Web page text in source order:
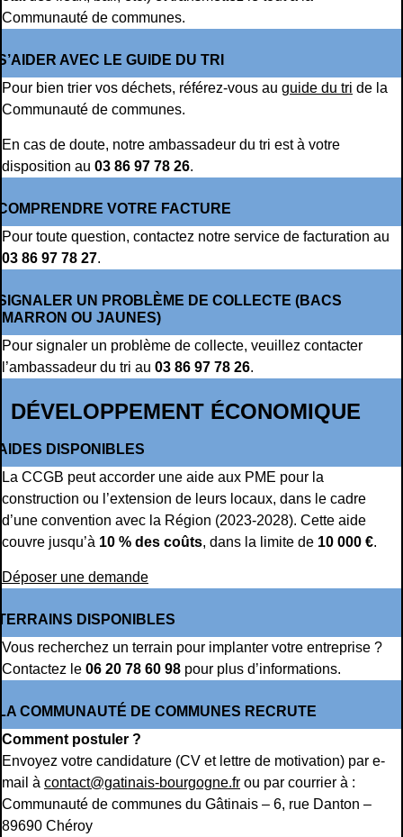
Communauté de communes.
AVEC LE GUIDE DU TRI
Pour bien trier vos déchets, référez-vous au guide du tri de la
Communauté de communes.
En cas de doute, notre ambassadeur du tri est à votre
disposition au 03 86 97 78 26.
VOTRE FACTURE
Pour toute question, contactez notre service de facturation au
03 86 97 78 27.
UN PROBLÈME DE COLLECTE (BACS
MARRON OU JAUNES)
Pour signaler un problème de collecte, veuillez contacter
l’ambassadeur du tri au 03 86 97 78 26.
DÉVELOPPEMENT ÉCONOMIQUE
DISPONIBLES
La CCGB peut accorder une aide aux PME pour la
construction ou l’extension de leurs locaux, dans le cadre
d’une convention avec la Région (2023-2028). Cette aide
couvre jusqu’à 10 % des coûts, dans la limite de 10 000 €.
Déposer une demande
DISPONIBLES
Vous recherchez un terrain pour implanter votre entreprise ?
Contactez le 06 20 78 60 98 pour plus d’informations.
COMMUNAUTÉ DE COMMUNES RECRUTE
Comment postuler ?
Envoyez votre candidature (CV et lettre de motivation) par e-
mail à contact@gatinais-bourgogne.fr ou par courrier à :
Communauté de communes du Gâtinais – 6, rue Danton –
89690 Chéroy